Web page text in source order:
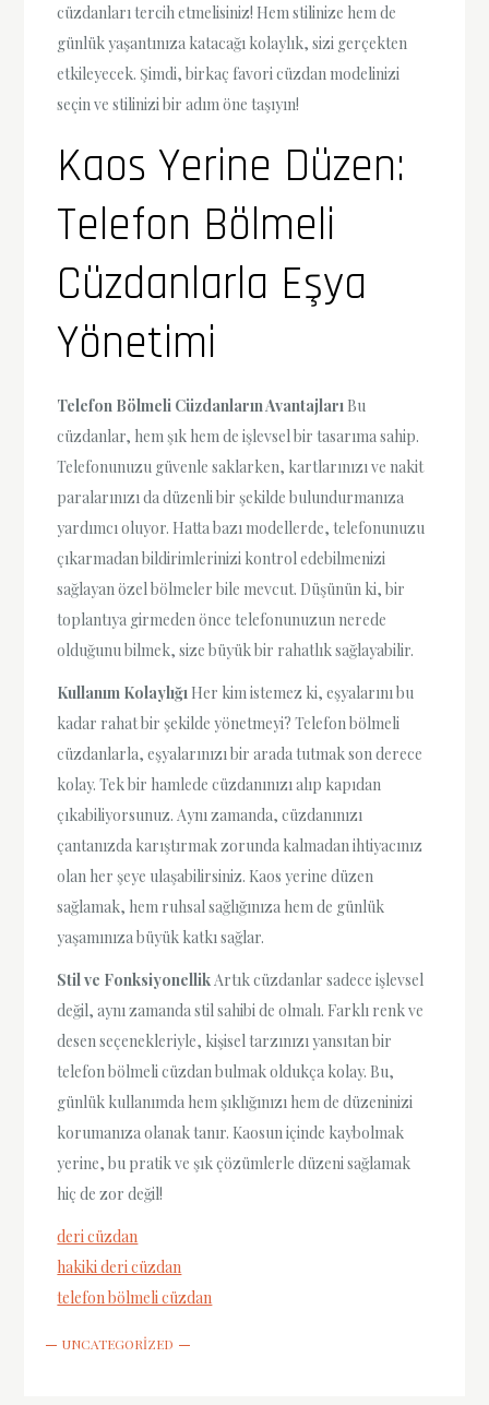
cüzdanları tercih etmelisiniz! Hem stilinize hem de
günlük yaşantınıza katacağı kolaylık, sizi gerçekten
etkileyecek. Şimdi, birkaç favori cüzdan modelinizi
seçin ve stilinizi bir adım öne taşıyın!
Kaos Yerine Düzen:
Telefon Bölmeli
Cüzdanlarla Eşya
Yönetimi
Telefon Bölmeli Cüzdanların Avantajları Bu
cüzdanlar, hem şık hem de işlevsel bir tasarıma sahip.
Telefonunuzu güvenle saklarken, kartlarınızı ve nakit
paralarınızı da düzenli bir şekilde bulundurmanıza
yardımcı oluyor. Hatta bazı modellerde, telefonunuzu
çıkarmadan bildirimlerinizi kontrol edebilmenizi
sağlayan özel bölmeler bile mevcut. Düşünün ki, bir
toplantıya girmeden önce telefonunuzun nerede
olduğunu bilmek, size büyük bir rahatlık sağlayabilir.
Kullanım Kolaylığı Her kim istemez ki, eşyalarını bu
kadar rahat bir şekilde yönetmeyi? Telefon bölmeli
cüzdanlarla, eşyalarınızı bir arada tutmak son derece
kolay. Tek bir hamlede cüzdanınızı alıp kapıdan
çıkabiliyorsunuz. Aynı zamanda, cüzdanınızı
çantanızda karıştırmak zorunda kalmadan ihtiyacınız
olan her şeye ulaşabilirsiniz. Kaos yerine düzen
sağlamak, hem ruhsal sağlığınıza hem de günlük
yaşamınıza büyük katkı sağlar.
Stil ve FonksiyonellikArtık cüzdanlar sadece işlevsel
değil, aynı zamanda stil sahibi de olmalı. Farklı renk ve
desen seçenekleriyle, kişisel tarzınızı yansıtan bir
telefon bölmeli cüzdan bulmak oldukça kolay. Bu,
günlük kullanımda hem şıklığınızı hem de düzeninizi
korumanıza olanak tanır. Kaosun içinde kaybolmak
yerine, bu pratik ve şık çözümlerle düzeni sağlamak
hiç de zor değil!
deri cüzdan
hakiki deri cüzdan
telefon bölmeli cüzdan
UNCATEGORIZED